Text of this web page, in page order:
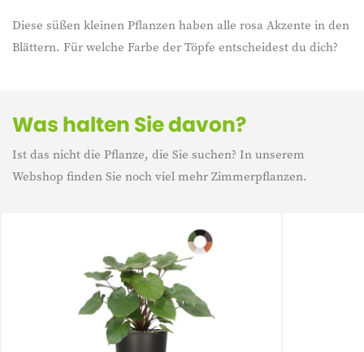
Diese süßen kleinen Pflanzen haben alle rosa Akzente in den
Blättern. Für welche Farbe der Töpfe entscheidest du dich?
Was halten Sie davon?
Ist das nicht die Pflanze, die Sie suchen? In unserem
Webshop finden Sie noch viel mehr Zimmerpflanzen.